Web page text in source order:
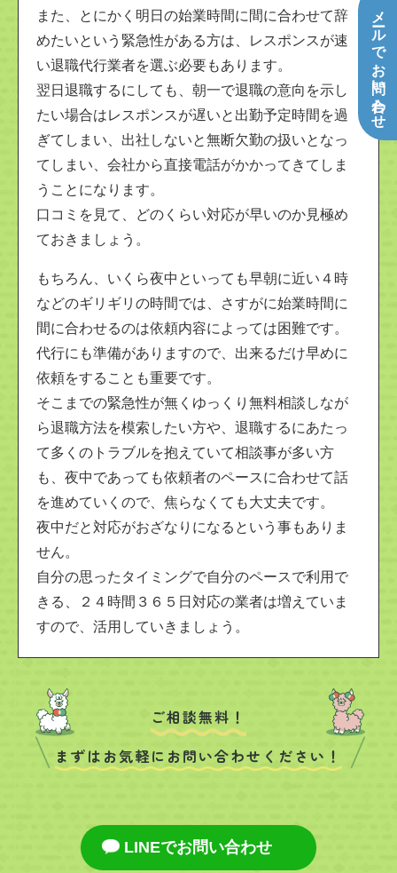
また、とにかく明日の始業時間に間に合わせて辞
めたいという緊急性がある方は、レスポンスが速
い退職代行業者を選ぶ必要もあります。
翌日退職するにしても、朝一で退職の意向を示し
たい場合はレスポンスが遅いと出勤予定時間を過
ぎてしまい、出社しないと無断欠勤の扱いとなっ
てしまい、会社から直接電話がかかってきてしま
うことになります。
口コミを見て、どのくらい対応が早いのか見極め
ておきましょう。
もちろん、いくら夜中といっても早朝に近い４時
などのギリギリの時間では、さすがに始業時間に
間に合わせるのは依頼内容によっては困難です。
代行にも準備がありますので、出来るだけ早めに
依頼をすることも重要です。
そこまでの緊急性が無くゆっくり無料相談しなが
ら退職方法を模索したい方や、退職するにあたっ
て多くのトラブルを抱えていて相談事が多い方
も、夜中であっても依頼者のペースに合わせて話
を進めていくので、焦らなくても大丈夫です。
夜中だと対応がおざなりになるという事もありま
せん。
自分の思ったタイミングで自分のペースで利用で
きる、２４時間３６５日対応の業者は増えていま
すので、活用していきましょう。
ご相談無料！
まずはお気軽にお問い合わせください！
LINEでお問い合わせ
メールでお問い合わせ